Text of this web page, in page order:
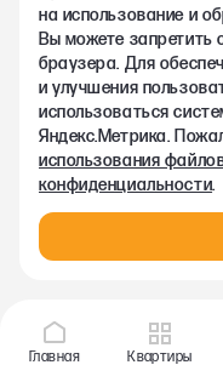
2002-2026. Группа
Политика
Правовая информация
Согласие на обработку
Согласие на получение
Любая информация,
исключительно
условиях не является
Главная Квартиры
на использование и
Вы можете запретить
браузера. Для
и улучшения
использоваться
Яндекс.Метрика.
использования
конфиденциальности.